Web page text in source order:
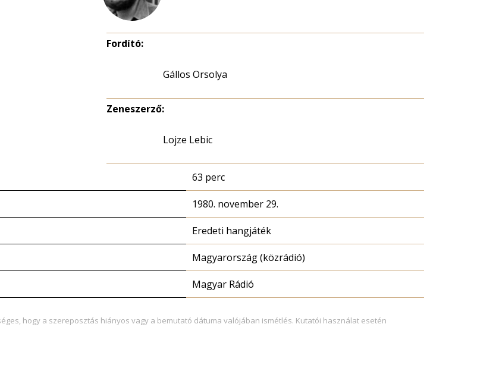
Fordító:
Gállos Orsolya
Zeneszerző:
Lojze Lebic
63 perc
1980. november 29.
Eredeti hangjáték
Magyarország (közrádió)
Magyar Rádió
hogy a szereposztás hiányos vagy a bemutató dátuma valójában ismétlés. Kutatói használat esetén